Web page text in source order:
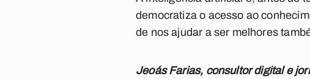
democratiza o acesso ao
de nos ajudar a ser melhores
Jeoás Farias, consultor digital e